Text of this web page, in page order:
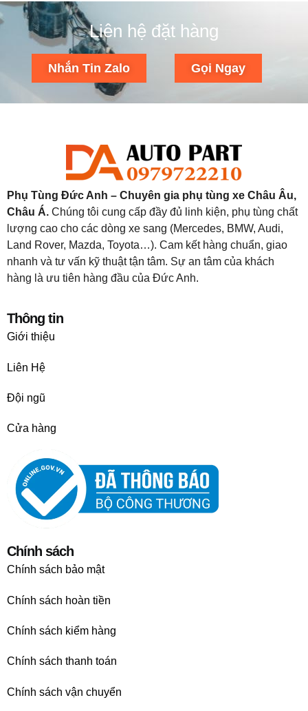
Liên hệ đặt hàng
Nhắn Tin Zalo Gọi Ngay
Phụ Tùng Đức Anh – Chuyên gia phụ tùng xe Châu Âu,
Châu Á. Chúng tôi cung cấp đầy đủ linh kiện, phụ tùng chất
lượng cao cho các dòng xe sang (Mercedes, BMW, Audi,
Land Rover, Mazda, Toyota…). Cam kết hàng chuẩn, giao
nhanh và tư vấn kỹ thuật tận tâm. Sự an tâm của khách
hàng là ưu tiên hàng đầu của Đức Anh.
Thông tin
Giới thiệu
Liên Hệ
Đội ngũ
Cửa hàng
Chính sách
Chính sách bảo mật
Chính sách hoàn tiền
Chính sách kiểm hàng
Chính sách thanh toán
Chính sách vận chuyển